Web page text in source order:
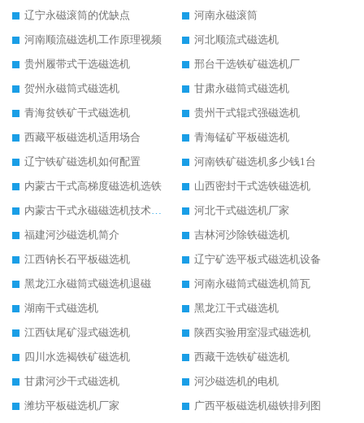
辽宁永磁滚筒的优缺点
河南永磁滚筒
河南顺流磁选机工作原理视频
河北顺流式磁选机
贵州履带式干选磁选机
邢台干选铁矿磁选机厂
贺州永磁筒式磁选机
甘肃永磁筒式磁选机
青海贫铁矿干式磁选机
贵州干式辊式强磁选机
西藏平板磁选机适用场合
青海锰矿平板磁选机
辽宁铁矿磁选机如何配置
河南铁矿磁选机多少钱1台
内蒙古干式高梯度磁选机选铁
山西密封干式选铁磁选机
内蒙古干式永磁磁选机技术要求
河北干式磁选机厂家
福建河沙磁选机简介
吉林河沙除铁磁选机
江西钠长石平板磁选机
辽宁矿选平板式磁选机设备
黑龙江永磁筒式磁选机退磁
河南永磁筒式磁选机筒瓦
湖南干式磁选机
黑龙江干式磁选机
江西钛尾矿湿式磁选机
陕西实验用室湿式磁选机
四川水选褐铁矿磁选机
西藏干选铁矿磁选机
甘肃河沙干式磁选机
河沙磁选机的电机
潍坊平板磁选机厂家
广西平板磁选机磁铁排列图